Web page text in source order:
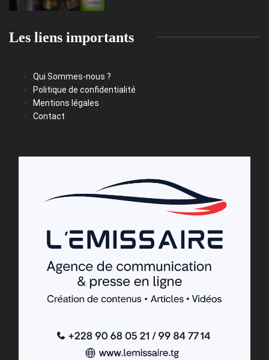
Les liens importants
Qui Sommes-nous ?
Politique de confidentialité
Mentions légales
Contact